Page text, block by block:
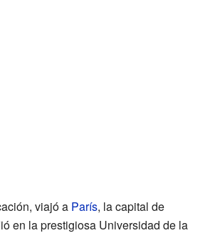
viajó a París, la capital de
en la prestigiosa Universidad de la